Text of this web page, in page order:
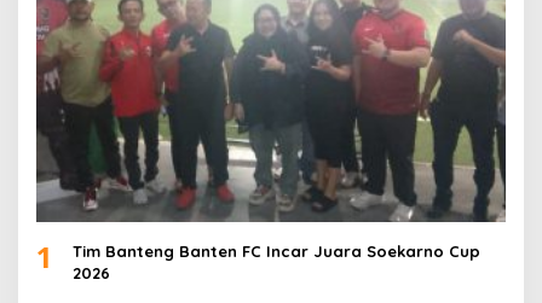
1
Tim Banteng Banten FC Incar Juara Soekarno Cup
2026